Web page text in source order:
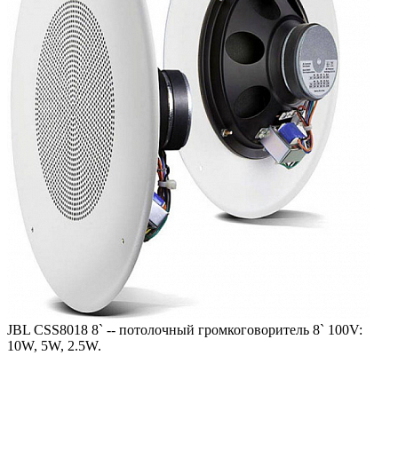
JBL CSS8018 8` -- потолочный громкоговоритель 8` 100V:
10W, 5W, 2.5W.